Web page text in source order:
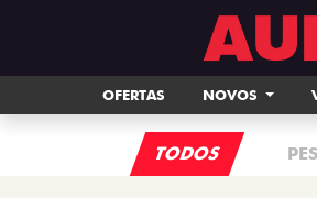
OFERTAS NOVOS
TODOS